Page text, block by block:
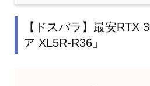
【ドスパラ】最安RTX
ア XL5R-R36」